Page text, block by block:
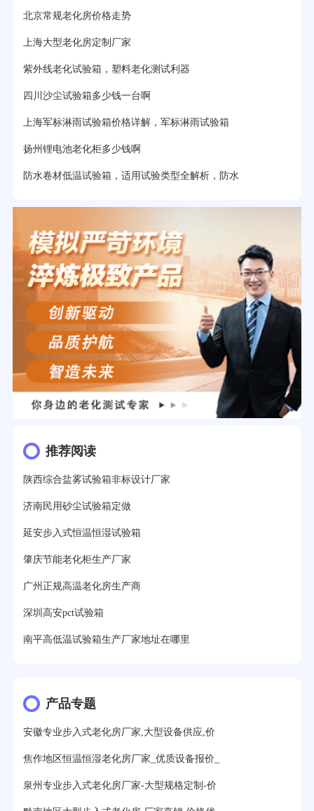
北京常规老化房价格走势
上海大型老化房定制厂家
紫外线老化试验箱，塑料老化测试利器
四川沙尘试验箱多少钱一台啊
上海军标淋雨试验箱价格详解，军标淋雨试验箱
扬州锂电池老化柜多少钱啊
防水卷材低温试验箱，适用试验类型全解析，防水
推荐阅读
陕西综合盐雾试验箱非标设计厂家
济南民用砂尘试验箱定做
延安步入式恒温恒湿试验箱
肇庆节能老化柜生产厂家
广州正规高温老化房生产商
深圳高安pct试验箱
南平高低温试验箱生产厂家地址在哪里
产品专题
安徽专业步入式老化房厂家,大型设备供应,价
焦作地区恒温恒湿老化房厂家_优质设备报价_
泉州专业步入式老化房厂家-大型规格定制-价